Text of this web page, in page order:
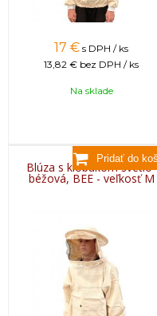
17 € s DPH / ks
13,82 € bez DPH / ks
Na sklade
Blúza s klobúkom svetlo-
béžová, BEE - veľkosť M